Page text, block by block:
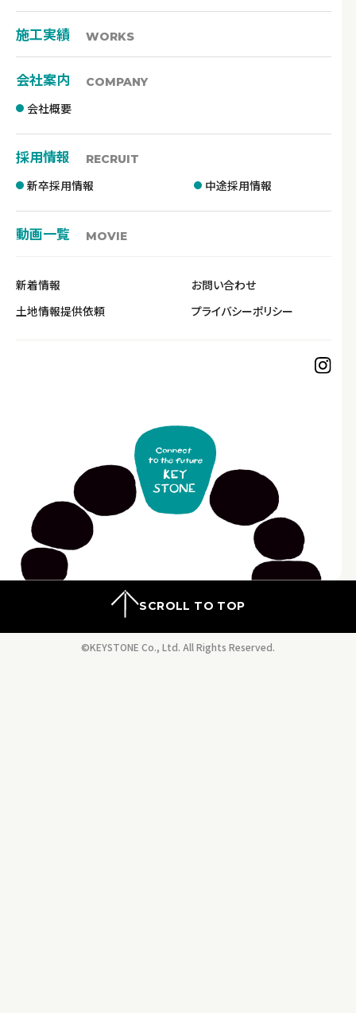
施工実績 WORKS
会社案内 COMPANY
会社概要
採用情報 RECRUIT
新卒採用情報 中途採用情報
動画一覧 MOVIE
新着情報
お問い合わせ
土地情報提供依頼
プライバシーポリシー
SCROLL TO TOP
©KEYSTONE Co., Ltd. All Rights Reserved.